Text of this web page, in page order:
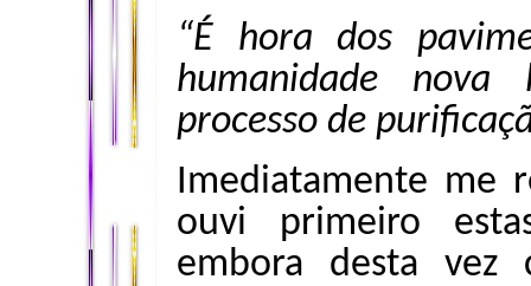
“É hora dos
humanidade
processo de
Imediatamente me
ouvi primeiro
embora desta vez